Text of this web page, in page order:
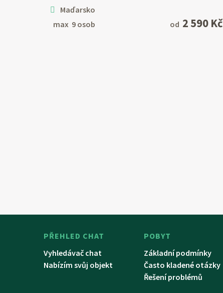
Maďarsko
max 9 osob
od 2 590 Kč
PŘEHLED CHAT
Vyhledávač chat
Nabízím svůj objekt
POBYT
Základní podmínky
Často kladené otázky
Řešení problémů